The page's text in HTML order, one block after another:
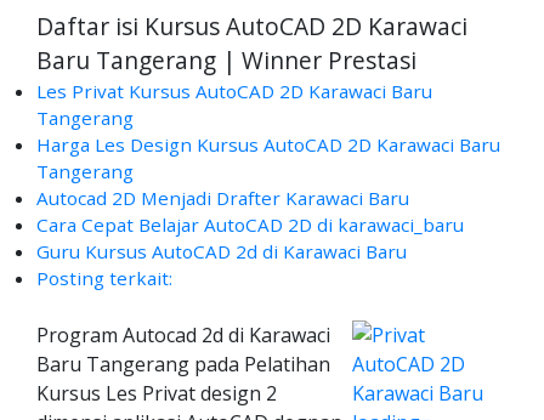
Daftar isi Kursus AutoCAD 2D Karawaci
Baru Tangerang | Winner Prestasi
Les Privat Kursus AutoCAD 2D Karawaci Baru
Tangerang
Harga Les Design Kursus AutoCAD 2D Karawaci Baru
Tangerang
Autocad 2D Menjadi Drafter Karawaci Baru
Cara Cepat Belajar AutoCAD 2D di karawaci_baru
Guru Kursus AutoCAD 2d di Karawaci Baru
Posting terkait:
Program Autocad 2d di Karawaci
Baru Tangerang pada Pelatihan
Kursus Les Privat design 2